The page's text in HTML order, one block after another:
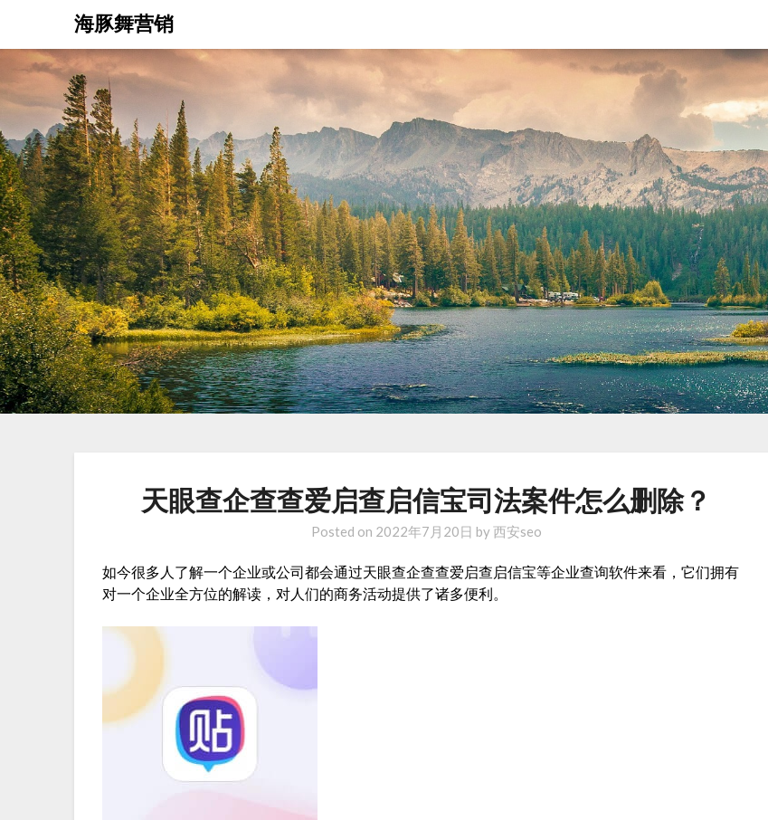
content
海豚舞营销
天眼查企查查爱启查启信宝司法案件怎么删除？
Posted on 2022年7月20日 by西安seo
如今很多人了解一个企业或公司都会通过天眼查企查查爱启查启信宝等企业查询软件来看，它们拥有
对一个企业全方位的解读，对人们的商务活动提供了诸多便利。